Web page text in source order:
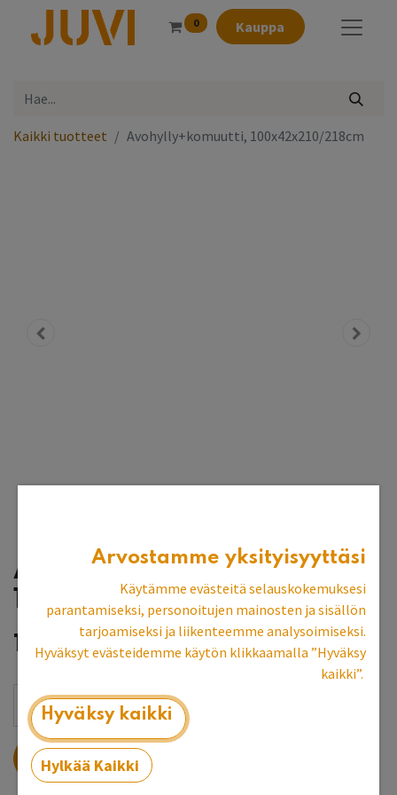
0 Kauppa
Kaikki tuotteet Avohylly+komuutti, 100x42x210/218cm
Avohylly+komuutti,
100x42x210/218cm
1 505,18€
LISÄÄ OSTOSKORIIN
Arvostamme yksityisyyttäsi
Käytämme evästeitä selauskokemuksesi
parantamiseksi, personoitujen mainosten ja sisällön
tarjoamiseksi ja liikenteemme analysoimiseksi.
Hyväksyt evästeidemme käytön klikkaamalla ”Hyväksy
kaikki”.
Hyväksy kaikki
Hylkää Kaikki